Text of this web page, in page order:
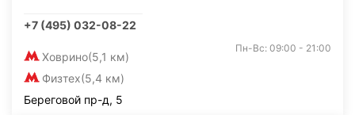
+7 (495) 032-08-22
Ховрино(5,1 км)
Физтех(5,4 км)
Пн-Вс: 09:00 - 21:00
Береговой пр-д, 5